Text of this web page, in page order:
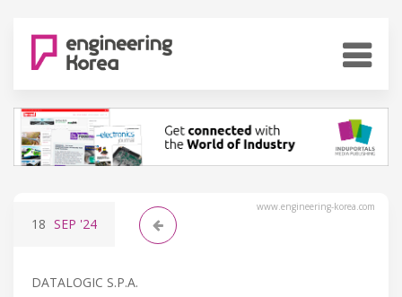
www.engineering-korea.com
18 SEP '24
DATALOGIC S.P.A.